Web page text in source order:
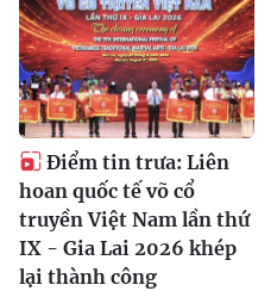
Điểm tin trưa: Liên
hoan quốc tế võ cổ
truyền Việt Nam lần thứ
IX - Gia Lai 2026 khép
lại thành công